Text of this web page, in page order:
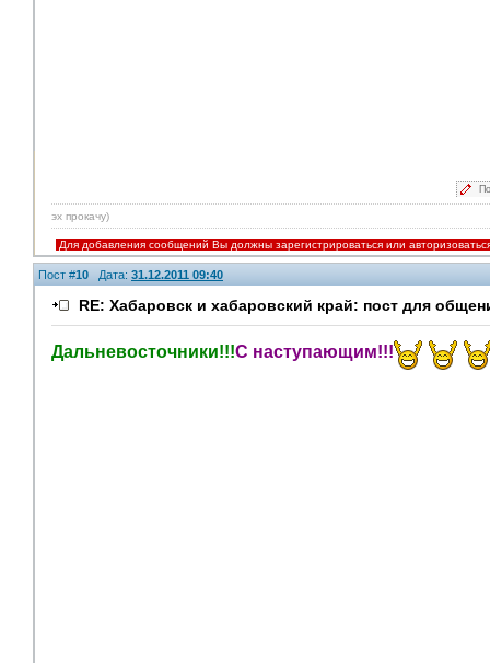
эх прокачу)
Для добавления сообщений Вы должны зарегистрироваться или
Пост #10 Дата: 31.12.2011 09:40
RE: Хабаровск и хабаровский край: пост для
Дальневосточники!!!С наступающим!!!